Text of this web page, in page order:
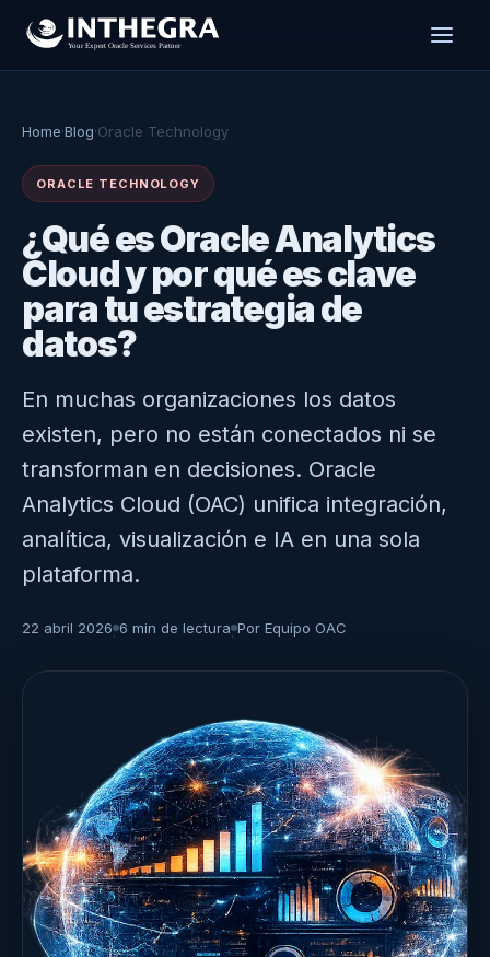
Home·Blog·Oracle Technology
ORACLE TECHNOLOGY
¿Qué es Oracle Analytics
Cloud y por qué es clave
para tu estrategia de
datos?
En muchas organizaciones los datos
existen, pero no están conectados ni se
transforman en decisiones. Oracle
Analytics Cloud (OAC) unifica integración,
analítica, visualización e IA en una sola
plataforma.
22 abril 2026·6 min de lectura·Por Equipo OAC